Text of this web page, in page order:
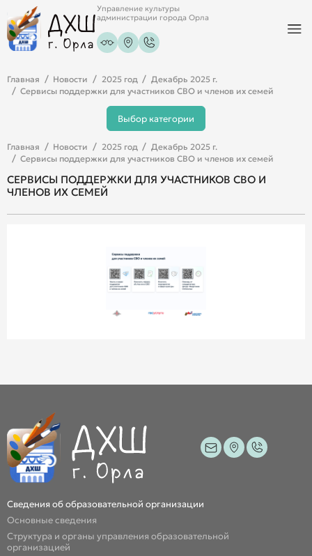
Управление культуры
администрации города Орла
Главная Новости 2025 год
Декабрь 2025 г.
Сервисы поддержки для участников СВО и членов их семей
Выбор категории
Главная Новости 2025 год
Декабрь 2025 г.
Сервисы поддержки для участников СВО и членов их семей
СЕРВИСЫ ПОДДЕРЖКИ ДЛЯ УЧАСТНИКОВ СВО И
ЧЛЕНОВ ИХ СЕМЕЙ
Сведения об образовательной организации
Основные сведения
Структура и органы управления образовательной
организацией